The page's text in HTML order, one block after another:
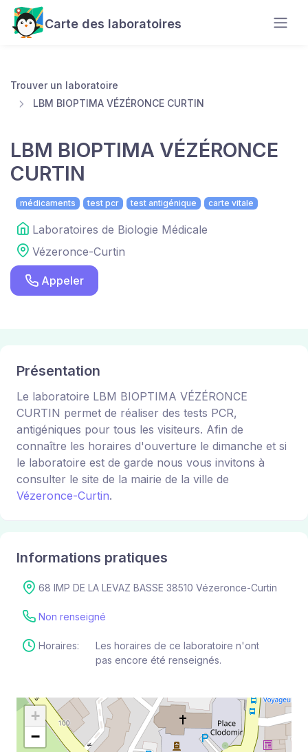
Carte des laboratoires
Trouver un laboratoire
LBM BIOPTIMA VÉZÉRONCE CURTIN
LBM BIOPTIMA VÉZÉRONCE
CURTIN
médicaments test pcr test antigénique carte vitale
Laboratoires de Biologie Médicale
Vézeronce-Curtin
Appeler
Présentation
Le laboratoire LBM BIOPTIMA VÉZÉRONCE
CURTIN permet de réaliser des tests PCR,
antigéniques pour tous les visiteurs. Afin de
connaître les horaires d'ouverture le dimanche et si
le laboratoire est de garde nous vous invitons à
consulter le site de la mairie de la ville de
Vézeronce-Curtin.
Informations pratiques
68 IMP DE LA LEVAZ BASSE 38510 Vézeronce-Curtin
Non renseigné
Horaires:
Les horaires de ce laboratoire n'ont
pas encore été renseignés.
+
−